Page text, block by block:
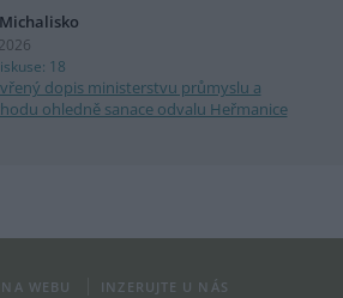
18
dopis ministerstvu průmyslu a
ohledně sanace odvalu Heřmanice
WEBU
INZERUJTE U NÁS